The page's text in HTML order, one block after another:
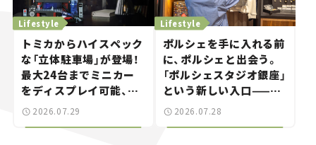
トミカからハイスペック
な「立体駐車場」が登場！
最大24台までミニカー
をディスプレイ可能、特
別な「日産 GT-R
Lifestyle
2026.07.29
ポルシェを手に入れる前
に、ポルシェと出会う。
「ポルシェスタジオ銀座」
という新しい入口——連
載｜CCGとクルマでどう
Lifestyle
2026.07.28